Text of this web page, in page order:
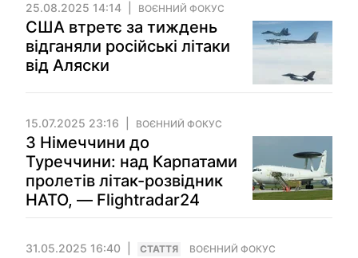
25.08.2025 14:14 ВОЄННИЙ ФОКУС
США втретє за тиждень
відганяли російські літаки
від Аляски
15.07.2025 23:16 ВОЄННИЙ ФОКУС
З Німеччини до
Туреччини: над Карпатами
пролетів літак-розвідник
НАТО, — Flightradar24
31.05.2025 16:40 СТАТТЯ ВОЄННИЙ ФОКУС